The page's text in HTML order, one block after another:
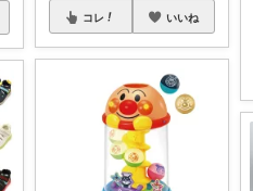
コレ いいね